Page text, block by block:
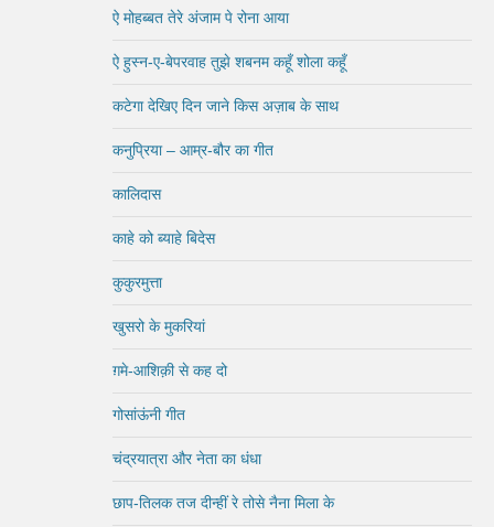
ऐ मोहब्बत तेरे अंजाम पे रोना आया
ऐ हुस्न-ए-बेपरवाह तुझे शबनम कहूँ शोला कहूँ
कटेगा देखिए दिन जाने किस अज़ाब के साथ
कनुप्रिया – आम्र-बौर का गीत
कालिदास
काहे को ब्याहे बिदेस
कुकुरमुत्ता
खुसरो के मुकरियां
ग़मे-आशिक़ी से कह दो
गोसांऊंनी गीत
चंद्रयात्रा और नेता का धंधा
छाप-तिलक तज दीन्हीं रे तोसे नैना मिला के